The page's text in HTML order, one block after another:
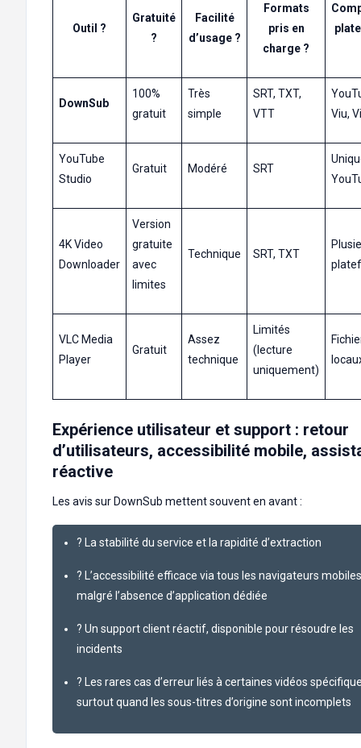
Outil ?️
Gratuité
?
Facilité
d’usage ?
Formats
pris en
charge ?
DownSub
100%
gratuit
Très
simple
SRT, TXT,
VTT
Viu,
YouTube
Studio
Gratuit Modéré SRT
4K Video
Downloader
Version
gratuite
avec
limites
Technique SRT, TXT
VLC Media
Player
Gratuit
Assez
technique
Limités
(lecture
uniquement)
Expérience utilisateur et support : retour
d’utilisateurs, accessibilité mobile,
réactive
Les avis sur DownSub mettent souvent en avant :
? La stabilité du service et la rapidité d’extraction
? L’accessibilité efficace via tous les navigateurs
malgré l’absence d’application dédiée
? Un support client réactif, disponible pour résoudre les
incidents
? Les rares cas d’erreur liés à certaines vidéos
surtout quand les sous-titres d’origine sont incomplets